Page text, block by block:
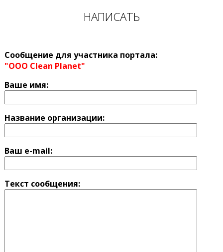
НАПИСАТЬ
Сообщение для участника портала:
"ООО Clean Planet"
Ваше имя:
Название оргaнизации:
Ваш e-mail:
Текст сообщения: